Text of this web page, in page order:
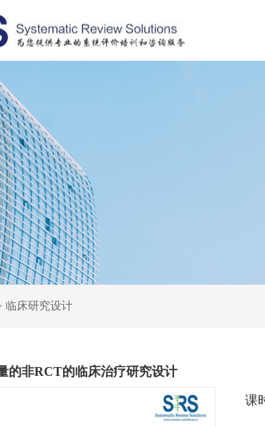
临床研究设计
的非RCT的临床治疗研究设计
课